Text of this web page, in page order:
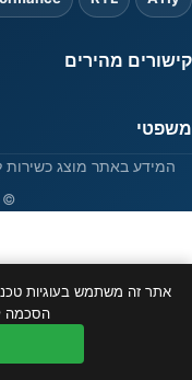
קישורים מהירים
משפטי
המידע באתר מוצג כשירות
© 2026 ibanks.co.il
אתר זה משתמש בעוגיות
הסכמה